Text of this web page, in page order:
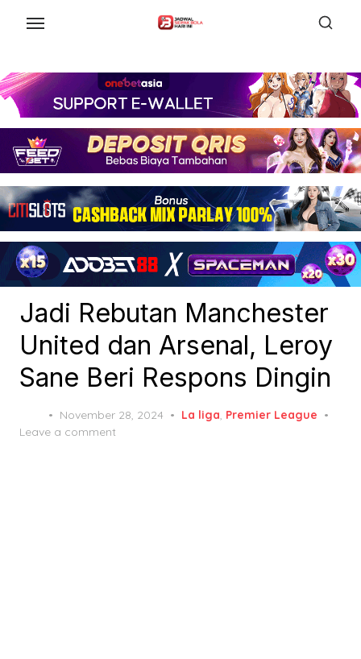
content
Jadi Rebutan Manchester
United dan Arsenal, Leroy
Sane Beri Respons Dingin
Posted
on
November 28, 2024 La liga, Premier League
Leave a comment